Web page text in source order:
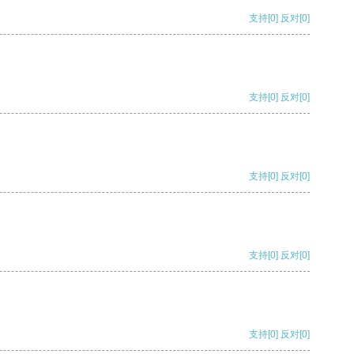
支持[0] 反对[0]
支持[0] 反对[0]
支持[0] 反对[0]
支持[0] 反对[0]
支持[0] 反对[0]